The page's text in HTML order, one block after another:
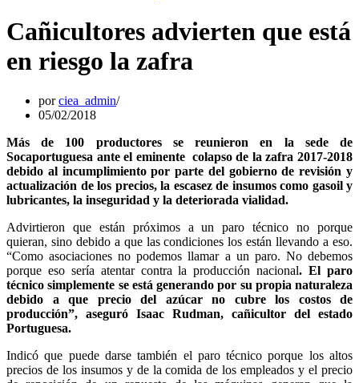
Cañicultores advierten que está
en riesgo la zafra
porciea_admin
05/02/2018
Más de 100 productores se reunieron en la sede de
Socaportuguesa ante el eminente colapso de la zafra 2017-2018
debido al incumplimiento por parte del gobierno de revisión y
actualización de los precios, la escasez de insumos como gasoil y
lubricantes, la inseguridad y la deteriorada vialidad.
Advirtieron que están próximos a un paro técnico no porque
quieran, sino debido a que las condiciones los están llevando a eso.
“Como asociaciones no podemos llamar a un paro. No debemos
porque eso sería atentar contra la producción nacional. El paro
técnico simplemente se está generando por su propia naturaleza
debido a que precio del azúcar no cubre los costos de
producción”, aseguró Isaac Rudman, cañicultor del estado
Portuguesa.
Indicó que puede darse también el paro técnico porque los altos
precios de los insumos y de la comida de los empleados y el precio